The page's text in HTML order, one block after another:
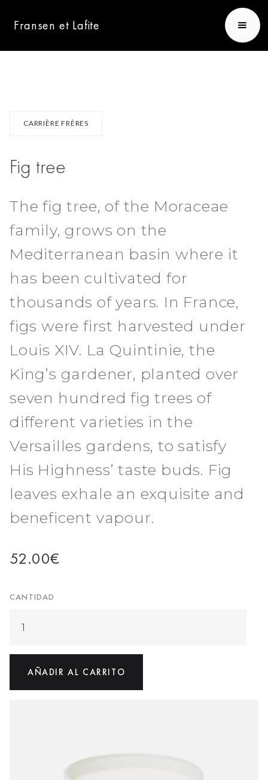
Fransen et Lafite
CARRIÈRE FRÈRES
Fig tree
The fig tree, of the Moraceae
family, grows on the
Mediterranean basin where it
has been cultivated for
thousands of years. In France,
figs were first harvested under
Louis XIV. La Quintinie, the
King’s gardener, planted over
seven hundred fig trees of
different varieties in the
Versailles gardens, to satisfy
His Highness’ taste buds. Fig
leaves exhale an exquisite and
beneficent vapour.
52.00€
CANTIDAD